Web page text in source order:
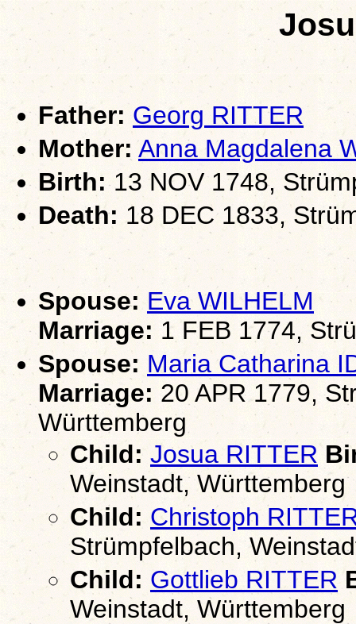
Father: Georg RITTER
Mother: Anna Magdalena
Birth:13 NOV 1748,
Death: 18 DEC 1833,
Spouse: Eva WILHELM
Marriage: 1 FEB 1774,
Spouse: Maria Catharina
Marriage: 20 APR 1779,
Württemberg
Child: Josua RITTER
Weinstadt, Württemberg
Child: Christoph
Strümpfelbach,
Child: Gottlieb RITTER
Weinstadt, Württemberg